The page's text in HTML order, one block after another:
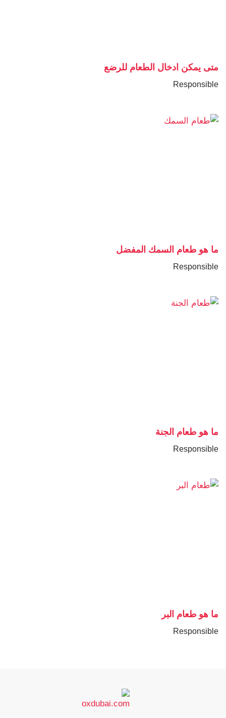
متى يمكن ادخال الطعام للرضع
Responsible
ما هو طعام السمك المفضل
Responsible
ما هو طعام الجنة
Responsible
ما هو طعام البر
Responsible